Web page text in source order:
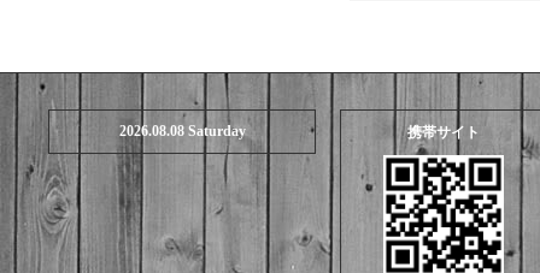
2026.08.08 Saturday 携帯サイト